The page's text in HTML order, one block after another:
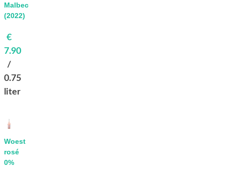
Malbec
(2022)
€
7.90
/
0.75
liter
Bekijk
Woest
rosé
0%